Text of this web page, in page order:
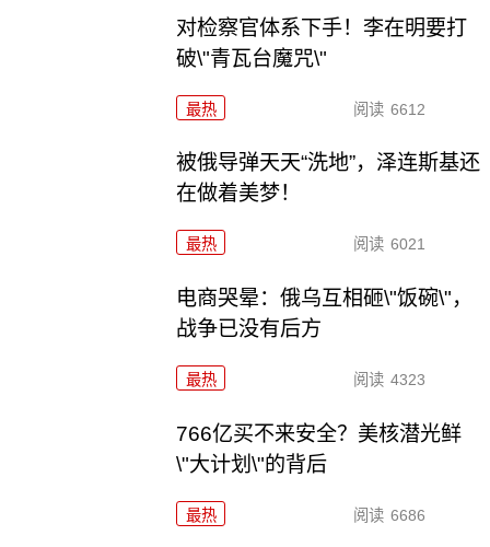
对检察官体系下手！李在明要打
破\"青瓦台魔咒\"
最热 阅读 6612
被俄导弹天天“洗地”，泽连斯基还
在做着美梦！
最热 阅读 6021
电商哭晕：俄乌互相砸\"饭碗\"，
战争已没有后方
最热 阅读 4323
766亿买不来安全？美核潜光鲜
\"大计划\"的背后
最热 阅读 6686